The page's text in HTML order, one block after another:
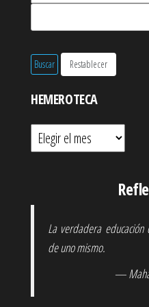
HEMEROTECA
Hemeroteca
La verdadera
de uno mismo.
—